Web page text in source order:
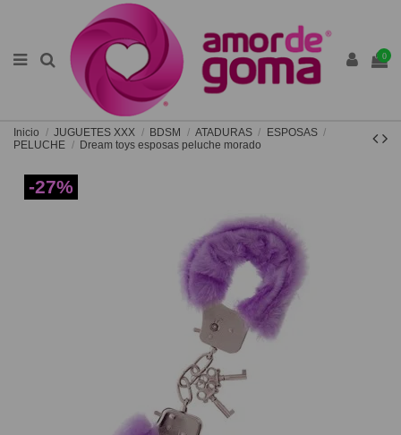
0
Inicio JUGUETES XXX BDSM ATADURAS
ESPOSAS
PELUCHE
Dream toys esposas peluche morado
-27%